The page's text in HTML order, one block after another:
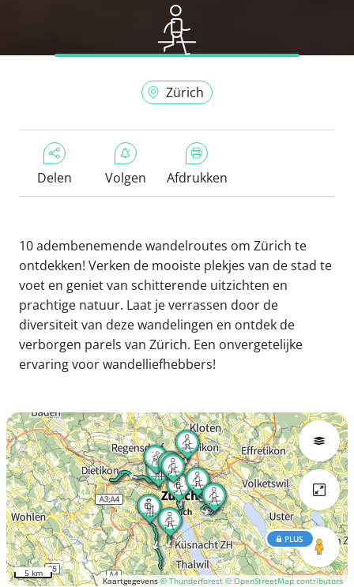
Zürich
Delen Volgen Afdrukken
10 adembenemende wandelroutes om Zürich te
ontdekken! Verken de mooiste plekjes van de stad te
voet en geniet van schitterende uitzichten en
prachtige natuur. Laat je verrassen door de
diversiteit van deze wandelingen en ontdek de
verborgen parels van Zürich. Een onvergetelijke
ervaring voor wandelliefhebbers!
Kaartgegevens © Thunderforest © OpenStreetMap contributors
PLUS
5 km